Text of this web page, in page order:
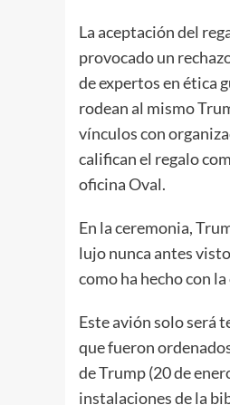
La aceptación del
provocado un
de expertos en ética
rodean al mismo
vínculos con
califican el regalo
oficina Oval.
En la ceremonia,
lujo nunca antes
como ha hecho con
Este avión solo será
que fueron
de Trump (20 de
instalaciones de la